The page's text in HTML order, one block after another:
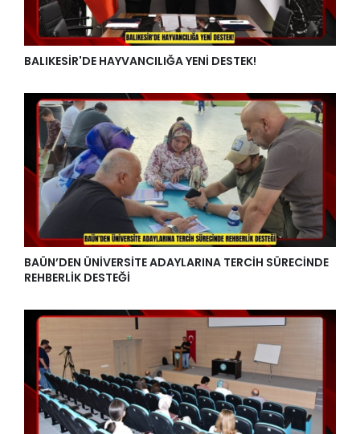
BALIKESİR'DE HAYVANCILIĞA YENİ DESTEK!
BAÜN’DEN ÜNİVERSİTE ADAYLARINA TERCİH SÜRECİNDE
REHBERLİK DESTEĞİ